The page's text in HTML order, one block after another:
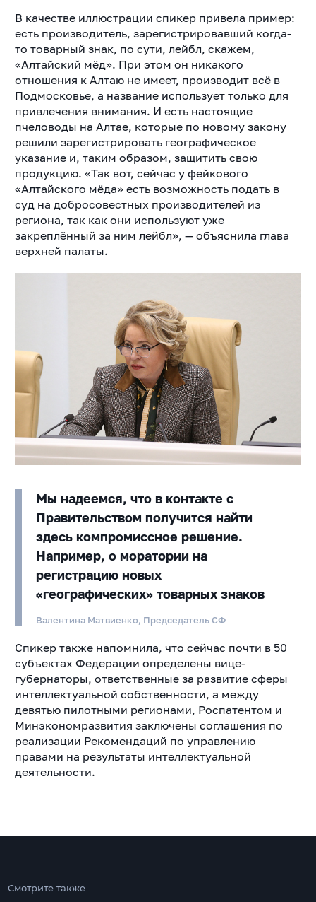
В качестве иллюстрации спикер привела пример:
есть производитель, зарегистрировавший когда-
то товарный знак, по сути, лейбл, скажем,
«Алтайский мёд». При этом он никакого
отношения к Алтаю не имеет, производит всё в
Подмосковье, а название использует только для
привлечения внимания. И есть настоящие
пчеловоды на Алтае, которые по новому закону
решили зарегистрировать географическое
указание и, таким образом, защитить свою
продукцию. «Так вот, сейчас у фейкового
«Алтайского мёда» есть возможность подать в
суд на добросовестных производителей из
региона, так как они используют уже
закреплённый за ним лейбл», — объяснила глава
верхней палаты.
Мы надеемся, что в контакте с
Правительством получится найти
здесь компромиссное решение.
Например, о моратории на
регистрацию новых
«географических» товарных знаков
Валентина Матвиенко, Председатель СФ
Спикер также напомнила, что сейчас почти в 50
субъектах Федерации определены вице-
губернаторы, ответственные за развитие сферы
интеллектуальной собственности, а между
девятью пилотными регионами, Роспатентом и
Минэкономразвития заключены соглашения по
реализации Рекомендаций по управлению
правами на результаты интеллектуальной
деятельности.
Смотрите также